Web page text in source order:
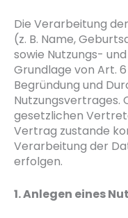
Die Verarbeitung
(z. B. Name,
sowie Nutzungs-
Grundlage von Art. 6
Begründung und
Nutzungsvertrages.
gesetzlichen
Vertrag zustande
Verarbeitung der
erfolgen.
1. Anlegen eines